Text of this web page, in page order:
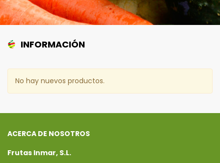
INFORMACIÓN
No hay nuevos productos.
ACERCA DE NOSOTROS
Frutas Inmar, S.L.